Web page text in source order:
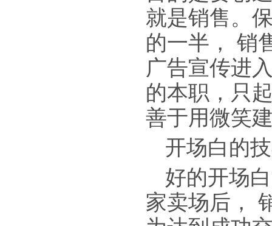
就是销售。
的一半， 销
广告宣传进
的本职，只
善于用微笑
开场白的
好的开场
家卖场后，